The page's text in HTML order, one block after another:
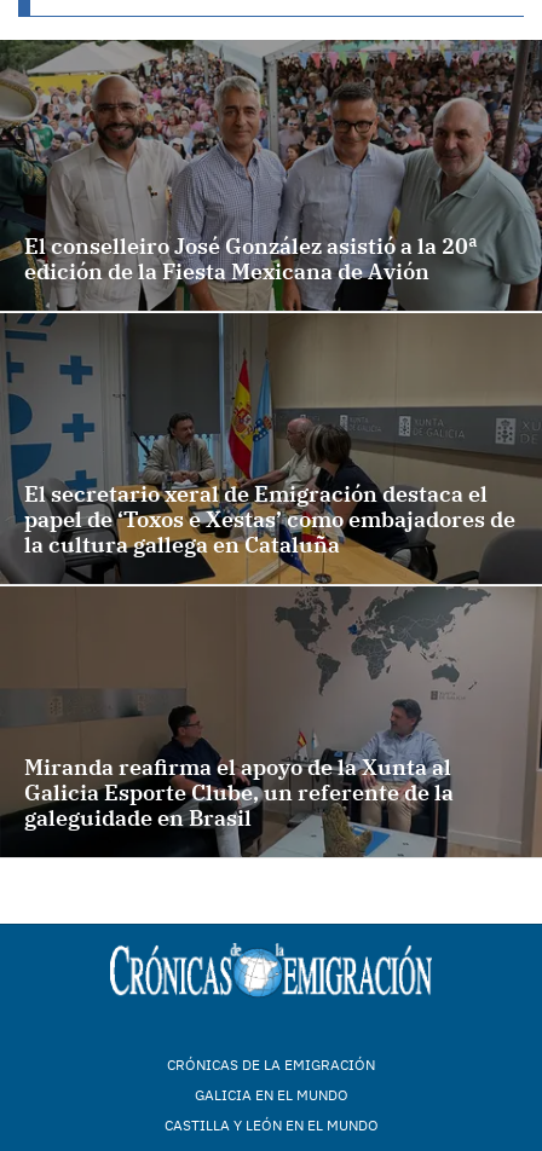
El conselleiro José González asistió a la 20ª
edición de la Fiesta Mexicana de Avión
El secretario xeral de Emigración destaca el
papel de ‘Toxos e Xestas’ como embajadores de
la cultura gallega en Cataluña
Miranda reafirma el apoyo de la Xunta al
Galicia Esporte Clube, un referente de la
galeguidade en Brasil
CRÓNICAS DE LA EMIGRACIÓN
GALICIA EN EL MUNDO
CASTILLA Y LEÓN EN EL MUNDO